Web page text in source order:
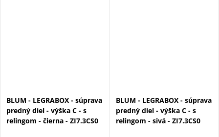
BLUM - LEGRABOX - súprava
predný diel - výška C - s
relingom - čierna - ZI7.3CS0
BLUM - LEGRABOX - súprava
predný diel - výška C - s
relingom - sivá - ZI7.3CS0